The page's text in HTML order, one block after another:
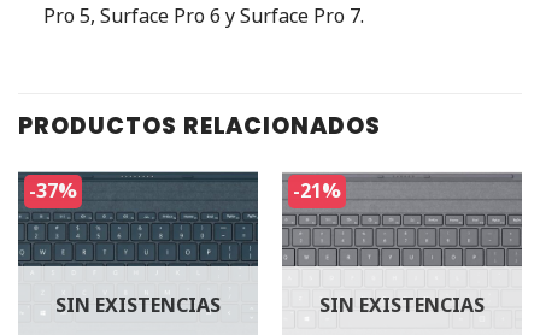
Pro 5, Surface Pro 6 y Surface Pro 7.
PRODUCTOS RELACIONADOS
-37%
SIN EXISTENCIAS
-21%
SIN EXISTENCIAS